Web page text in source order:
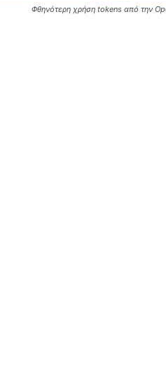
Φθηνότερη χρήση tokens από την